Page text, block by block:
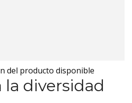
del producto disponible
diversidad